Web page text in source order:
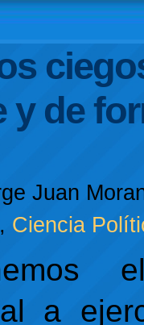
y de
Juan
, Ciencia
a